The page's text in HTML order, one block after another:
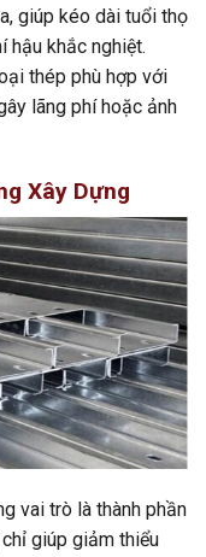
giúp kéo dài tuổi thọ
hậu khắc nghiệt.
thép phù hợp với
lãng phí hoặc ảnh
Xây Dựng
vai trò là thành phần
giúp giảm thiểu